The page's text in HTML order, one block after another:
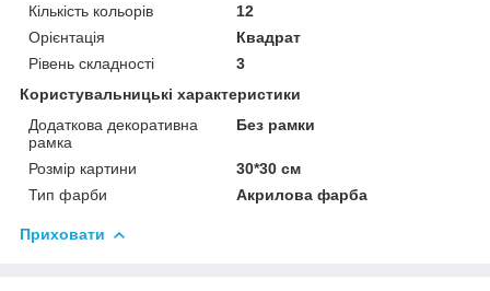
Кількість кольорів
12
Орієнтація
Квадрат
Рівень складності
3
Користувальницькі характеристики
Додаткова декоративна
рамка
Без рамки
Розмір картини
30*30 см
Тип фарби
Акрилова фарба
Приховати